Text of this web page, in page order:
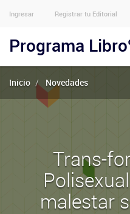
Menu
Usuarios
Anónimos
Ingresar Registrar tu Editorial
Programa
Inicio Novedades
Trans-
malestar